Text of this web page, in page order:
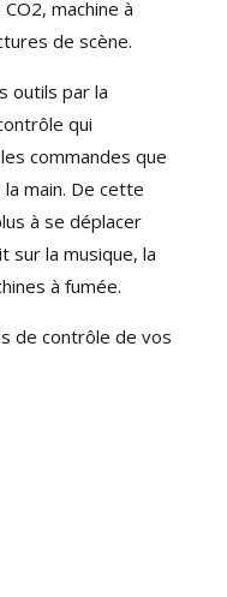
machine à
de scène.
outils par la
qui
commandes que
main. De cette
à se déplacer
sur la musique, la
à fumée.
de contrôle de vos